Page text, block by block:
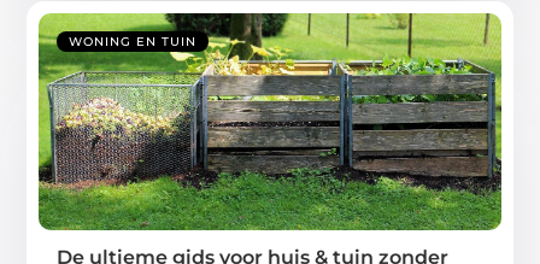
WONING EN TUIN
De ultieme gids voor huis & tuin zonder